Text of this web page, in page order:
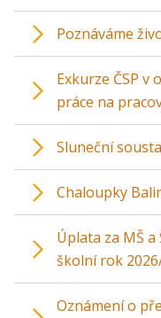
Poznáváme
Exkurze ČSP v
práce na
Sluneční
Chaloupky
Úplata za MŠ
školní rok
Oznámení o